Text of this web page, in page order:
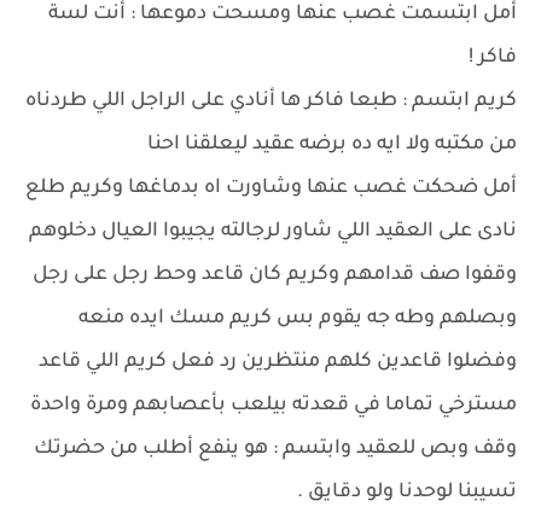
أمل ابتسمت غصب عنها ومسحت دموعها : أنت لسة
فاكر !
كريم ابتسم : طبعا فاكر ها أنادي على الراجل اللي طردناه
من مكتبه ولا ايه ده برضه عقيد ليعلقنا احنا
أمل ضحكت غصب عنها وشاورت اه بدماغها وكريم طلع
نادى على العقيد اللي شاور لرجالته يجيبوا العيال دخلوهم
وقفوا صف قدامهم وكريم كان قاعد وحط رجل على رجل
وبصلهم وطه جه يقوم بس كريم مسك ايده منعه
وفضلوا قاعدين كلهم منتظرين رد فعل كريم اللي قاعد
مسترخي تماما في قعدته بيلعب بأعصابهم ومرة واحدة
وقف وبص للعقيد وابتسم : هو ينفع أطلب من حضرتك
تسيبنا لوحدنا ولو دقايق .